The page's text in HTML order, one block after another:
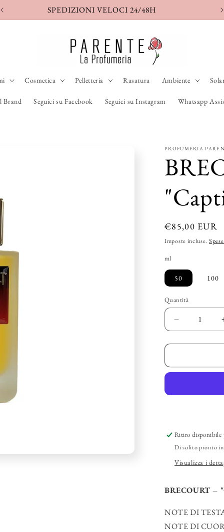
SPEDIZIONE ASSICURATA
Cosmetica Pelletteria Rasatura Ambiente
Brand Seguici su Facebook Seguici su Instagram Whatsapp
PROFUMERIA
Prezzo
di
listino
€85,00 EUR
Imposte incluse.
ml
50 100
Quantità
Diminuisci
quantità
per
–
Ritiro disponibile
Di solito pronto in
Visualizza i
BRECOURT –
NOTE DI
NOTE DI